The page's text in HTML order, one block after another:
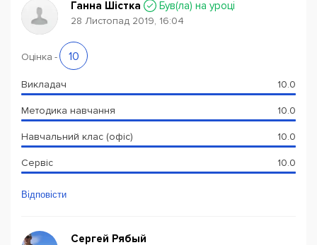
Ганна Шістка Був(ла) на уроці
28 Листопад 2019, 16:04
Оцінка - 10
Викладач 10.0
Методика навчання 10.0
Навчальний клас (офіс) 10.0
Сервіс 10.0
Відповісти
Сергей Рябый